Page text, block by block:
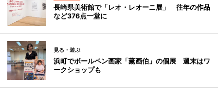
長崎県美術館で「レオ・レオーニ展」 往年の作品
など376点一堂に
見る・遊ぶ
浜町でボールペン画家「薫画伯」の個展 週末はワ
ークショップも